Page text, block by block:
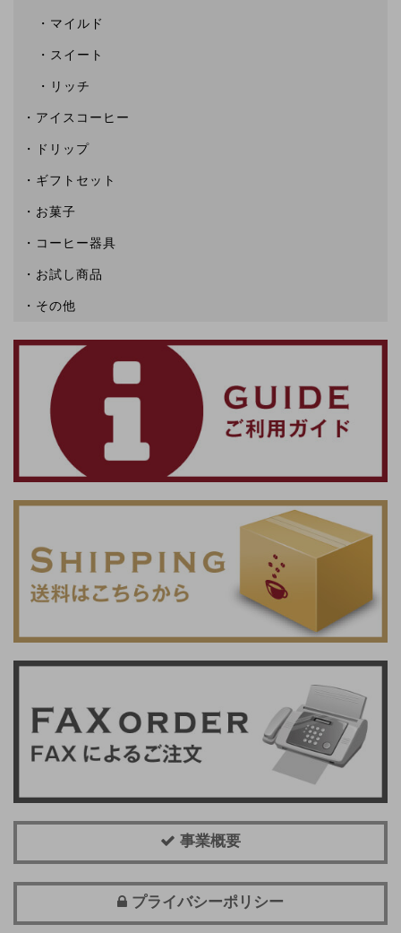
マイルド
スイート
リッチ
アイスコーヒー
ドリップ
ギフトセット
お菓子
コーヒー器具
お試し商品
その他
事業概要
プライバシーポリシー